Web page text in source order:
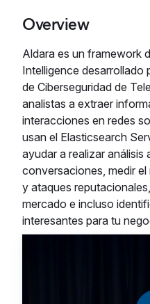
Overview
Aldara es un framework
Intelligence desarrollado
de Ciberseguridad de
analistas a extraer
interacciones en redes
usan el Elasticsearch
ayudar a realizar análisis
conversaciones, medir
y ataques
mercado e incluso
interesantes para tu